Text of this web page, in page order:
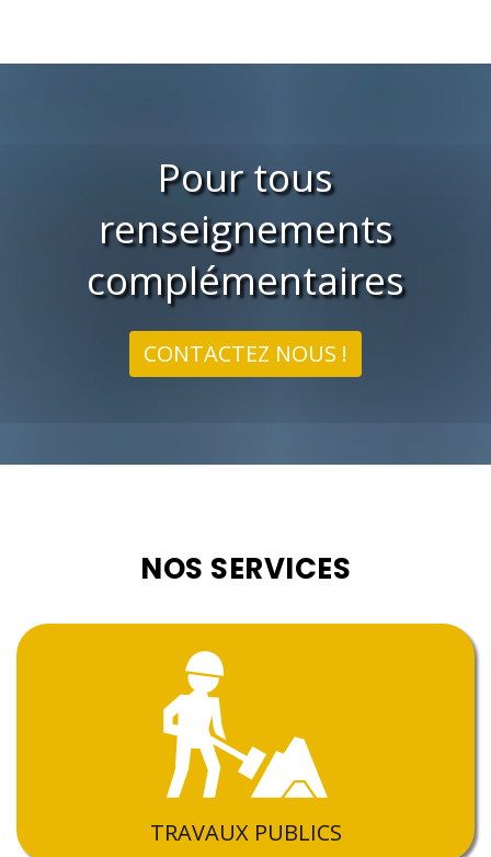
Pour tous
renseignements
complémentaires
CONTACTEZ NOUS !
NOS SERVICES
TRAVAUX PUBLICS